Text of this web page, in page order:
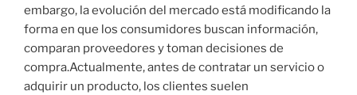
embargo, la evolución del mercado está modificando la
forma en que los consumidores buscan información,
comparan proveedores y toman decisiones de
compra.Actualmente, antes de contratar un servicio o
adquirir un producto, los clientes suelen